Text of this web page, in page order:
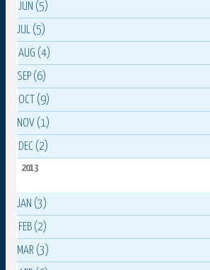
JUN (5)
JUL (5)
AUG (4)
SEP (6)
OCT (9)
NOV (1)
DEC (2)
2013
JAN (3)
FEB (2)
MAR (3)